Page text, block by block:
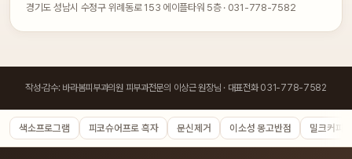
경기도 성남시 수정구 위례동로 153 에이플타워 5층 · 031-778-7582
작성·감수: 바라봄피부과의원 피부과전문의 이상근 원장님 · 대표전화 031-778-7582
색소프로그램 피코슈어프로 흑자 문신제거 이소성 몽고반점 밀크커피